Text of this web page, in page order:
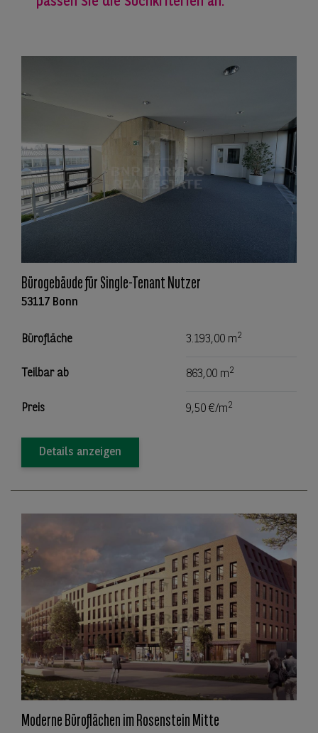
Bürogebäude für Single-Tenant Nutzer
53117 Bonn
Bürofläche 3.193,00 m2
Teilbar ab 863,00 m2
Preis 9,50 €/m2
Details anzeigen
Moderne Büroflächen im Rosenstein Mitte